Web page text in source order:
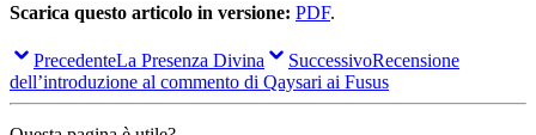
Scarica questo articolo in versione: PDF.
PrecedenteLa Presenza Divina SuccessivoRecensione
dell’introduzione al commento di Qaysari ai Fusus